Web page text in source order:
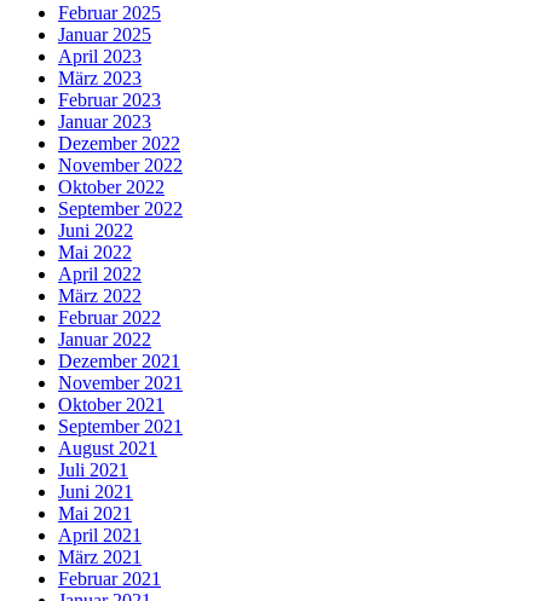
Februar 2025
Januar 2025
April 2023
März 2023
Februar 2023
Januar 2023
Dezember 2022
November 2022
Oktober 2022
September 2022
Juni 2022
Mai 2022
April 2022
März 2022
Februar 2022
Januar 2022
Dezember 2021
November 2021
Oktober 2021
September 2021
August 2021
Juli 2021
Juni 2021
Mai 2021
April 2021
März 2021
Februar 2021